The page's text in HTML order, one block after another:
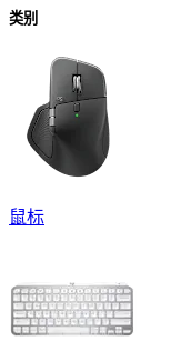
类别
鼠标